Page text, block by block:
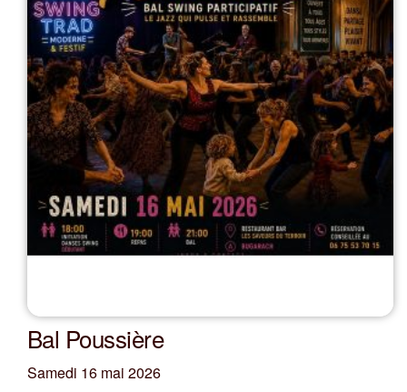
Bal Poussière
Samedi 16 mai 2026